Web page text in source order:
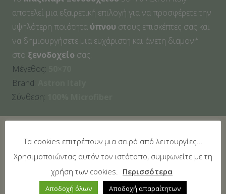
αποτελεί μια εξαιρετική επιλογή για να προσφέρετε την
υψηλότερη ποιότητα ύπνου στους επισκέπτες σας και
να δημιουργήσετε μια ευχάριστη και άνετη διαμονή
στο ξενοδοχείο σας.
Μέγεθος:
Brand:
Σύνθεση:
Δείτε επίσης
Τα cookies επιτρέπουν μια σειρά από λειτουργίες...
Χρησιμοποιώντας αυτόν τον ιστότοπο, συμφωνείτε με τη
χρήση των cookies.
Περισσότερα
Αποδοχή όλων Αποδοχή απαραίτητων